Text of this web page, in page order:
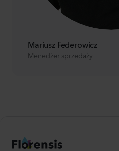
Mariusz Federowicz
Menedżer sprzedaży